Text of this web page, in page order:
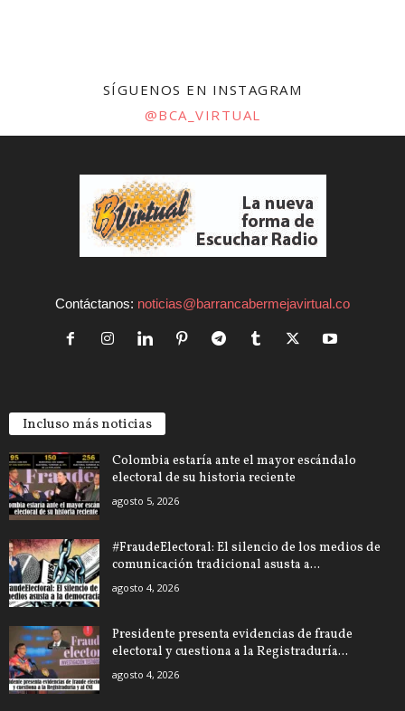
SÍGUENOS EN INSTAGRAM
@BCA_VIRTUAL
Contáctanos: noticias@barrancabermejavirtual.co
Incluso más noticias
Colombia estaría ante el mayor escándalo
electoral de su historia reciente
agosto 5, 2026
#FraudeElectoral: El silencio de los medios de
comunicación tradicional asusta a...
agosto 4, 2026
Presidente presenta evidencias de fraude
electoral y cuestiona a la Registraduría...
agosto 4, 2026